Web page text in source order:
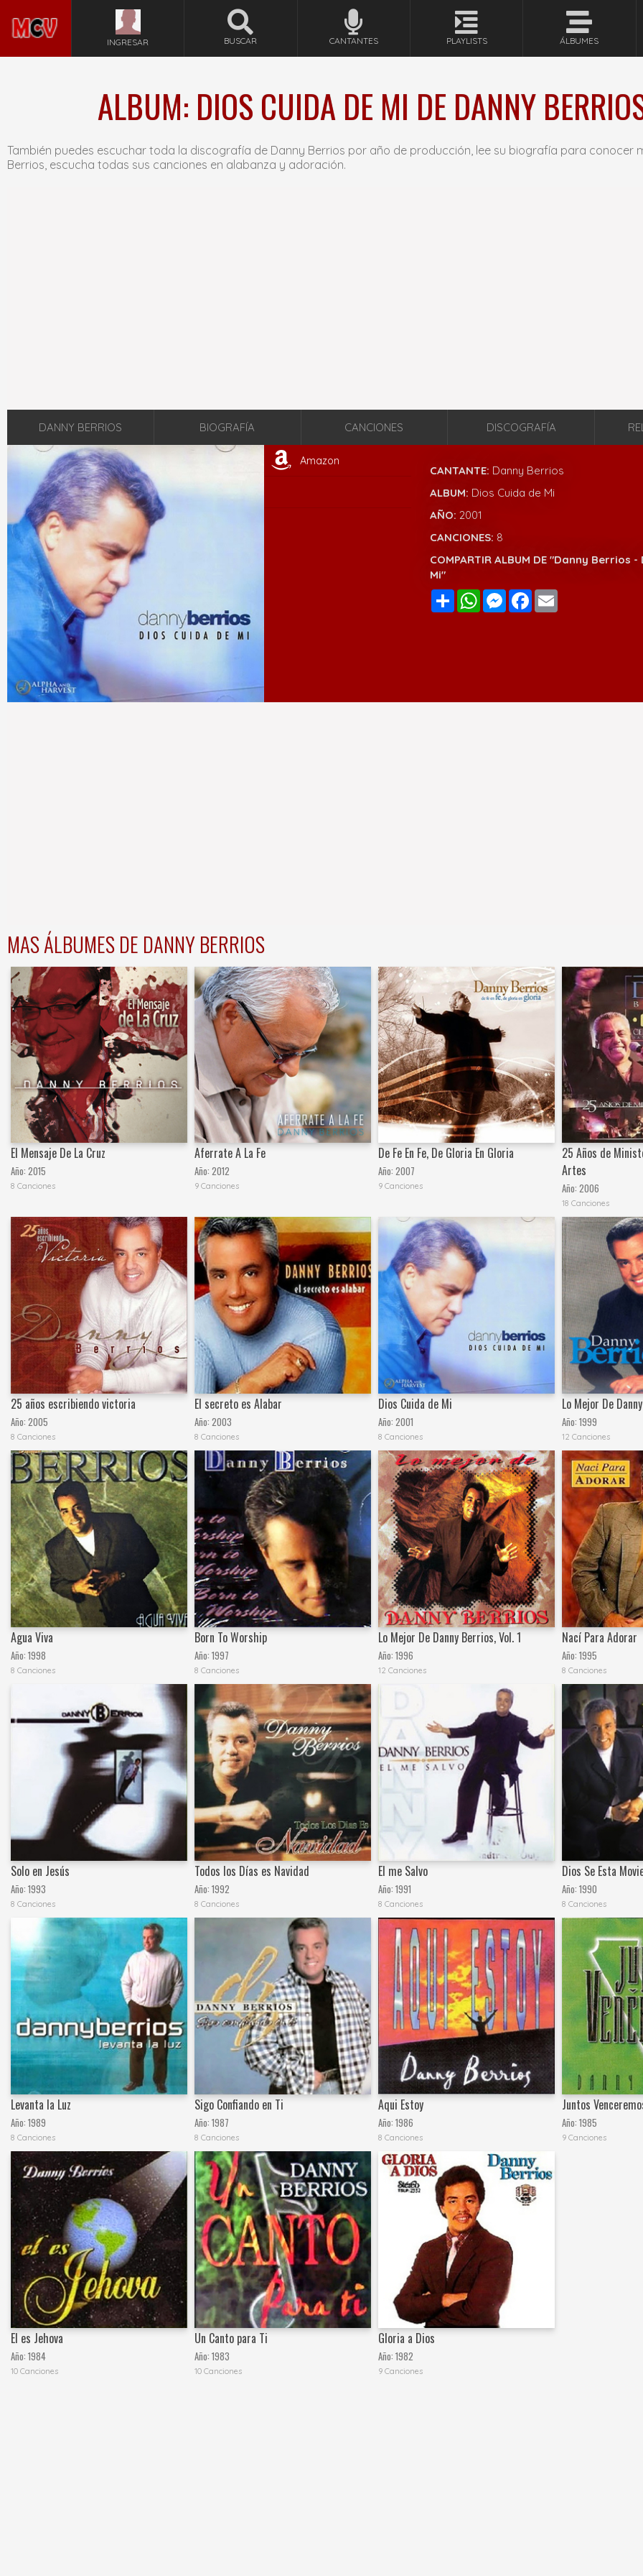
INGRESAR BUSCAR CANTANTES PLAYLISTS ÁLBUMES
ALBUM: DIOS CUIDA DE MI DE DANNY
También puedes escuchar toda la discografía de Danny Berrios por año de producción, lee su biografía para conocer
Berrios, escucha todas sus canciones en alabanza y adoración.
DANNY BERRIOS BIOGRAFÍA CANCIONES DISCOGRAFÍA
Amazon
CANTANTE: Danny Berrios
ALBUM: Dios Cuida de Mi
AÑO:2001
CANCIONES: 8
COMPARTIR ALBUM DE "Danny Berrios
Mi"
Compartir
WhatsAppMessenger
Facebook
MAS ÁLBUMES DE DANNY BERRIOS
El Mensaje De La Cruz
Año:2015
8 Canciones
Aferrate A La Fe
Año:2012
9 Canciones
De Fe En Fe, De Gloria En Gloria
Año:2007
9 Canciones
25 Años de
Artes
Año:2006
18 Canciones
25 años escribiendo victoria
Año:2005
8 Canciones
El secreto es Alabar
Año:2003
8 Canciones
Dios Cuida de Mi
Año:2001
8 Canciones
Lo Mejor De
Año:1999
12 Canciones
Agua Viva
Año:1998
8 Canciones
Born To Worship
Año:1997
8 Canciones
Lo Mejor De Danny Berrios, Vol. 1
Año:1996
12 Canciones
Nací Para Adorar
Año:1995
8 Canciones
Solo en Jesús
Año:1993
8 Canciones
Todos los Días es Navidad
Año:1992
8 Canciones
El me Salvo
Año:1991
8 Canciones
Dios Se Esta
Año:1990
8 Canciones
Levanta la Luz
Año:1989
8 Canciones
Sigo Confiando en Ti
Año:1987
8 Canciones
Aqui Estoy
Año:1986
8 Canciones
Juntos
Año:1985
9 Canciones
El es Jehova
Año:1984
10 Canciones
Un Canto para Ti
Año:1983
10 Canciones
Gloria a Dios
Año:1982
9 Canciones